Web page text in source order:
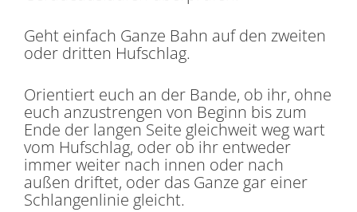
Geht einfach Ganze Bahn auf den zweiten
oder dritten Hufschlag.
Orientiert euch an der Bande, ob ihr, ohne
euch anzustrengen von Beginn bis zum
Ende der langen Seite gleichweit weg wart
vom Hufschlag, oder ob ihr entweder
immer weiter nach innen oder nach
außen driftet, oder das Ganze gar einer
Schlangenlinie gleicht.